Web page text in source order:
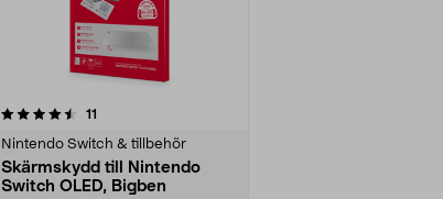
11
Nintendo Switch & tillbehör
Skärmskydd till Nintendo
Switch OLED, Bigben